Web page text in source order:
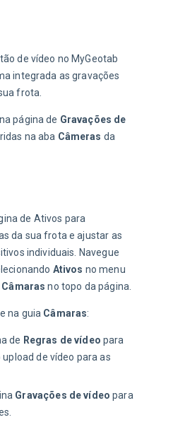
de vídeo no MyGeotab
integrada as gravações
frota.
página de Gravações de
na aba Câmeras da
de Ativos para
da sua frota e ajustar as
individuais. Navegue
Ativos no menu
Câmaras no topo da página.
na guia Câmaras:
de Regras de vídeo para
de vídeo para as
Gravações de vídeo para